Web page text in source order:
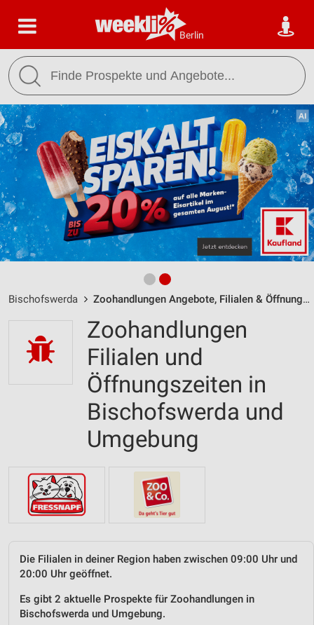
Berlin
Bischofswerda Zoohandlungen Angebote, Filialen & Öffnungszeiten
Zoohandlungen
Filialen und
Öffnungszeiten in
Bischofswerda und
Umgebung
Die Filialen in deiner Region haben zwischen 09:00 Uhr und
20:00 Uhr geöffnet.
Es gibt 2 aktuelle Prospekte für Zoohandlungen in
Bischofswerda und Umgebung.